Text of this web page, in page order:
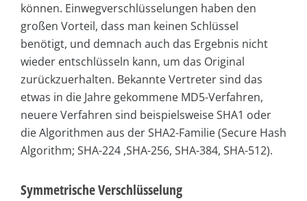
können. Einwegverschlüsselungen haben den
großen Vorteil, dass man keinen Schlüssel
benötigt, und demnach auch das Ergebnis nicht
wieder entschlüsseln kann, um das Original
zurückzuerhalten. Bekannte Vertreter sind das
etwas in die Jahre gekommene MD5-Verfahren,
neuere Verfahren sind beispielsweise SHA1 oder
die Algorithmen aus der SHA2-Familie (Secure Hash
Algorithm; SHA-224 ,SHA-256, SHA-384, SHA-512).
Symmetrische Verschlüsselung